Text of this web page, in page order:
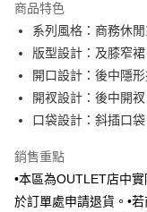
合作金庫商業銀行
華南商業銀行
上海商業儲蓄銀行
國泰世華商業銀行
臺灣中小企業銀行
匯豐（台灣）商業銀行
聯邦商業銀行
元大商業銀行
台新國際商業銀行
台灣樂天信用卡公司
6 期 0 利率 每期
華南商業銀行
上海商業儲蓄銀行
國泰世華商業銀行
臺灣中小企業銀行
聯邦商業銀行
元大商業銀行
玉山商業銀行
LINE Pay
Apple Pay
街口支付
悠遊付
Google Pay
商品特色
系列風格：商務休
版型設計：及膝窄裙
開口設計：後中隱
開衩設計：後中開衩
口袋設計：斜插口袋
銷售重點
•本區為OUTLET店中
於訂單處申請退貨。•